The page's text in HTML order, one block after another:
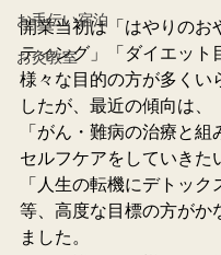
お手伝い宿泊
お灸教室
開業当初は「はやりのお
ティング」「ダイエット
様々な目的の方が多くい
したが、最近の傾向は、
「がん・難病の治療と組
セルフケアをしていきた
「人生の転機にデトック
等、高度な目標の方がか
ました。